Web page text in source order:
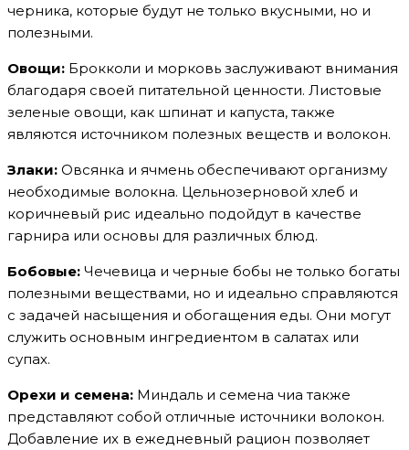
черника, которые будут не только вкусными, но и
полезными.
Овощи: Брокколи и морковь заслуживают внимания
благодаря своей питательной ценности. Листовые
зеленые овощи, как шпинат и капуста, также
являются источником полезных веществ и волокон.
Злаки: Овсянка и ячмень обеспечивают организму
необходимые волокна. Цельнозерновой хлеб и
коричневый рис идеально подойдут в качестве
гарнира или основы для различных блюд.
Бобовые: Чечевица и черные бобы не только богаты
полезными веществами, но и идеально справляются
с задачей насыщения и обогащения еды. Они могут
служить основным ингредиентом в салатах или
супах.
Орехи и семена: Миндаль и семена чиа также
представляют собой отличные источники волокон.
Добавление их в ежедневный рацион позволяет